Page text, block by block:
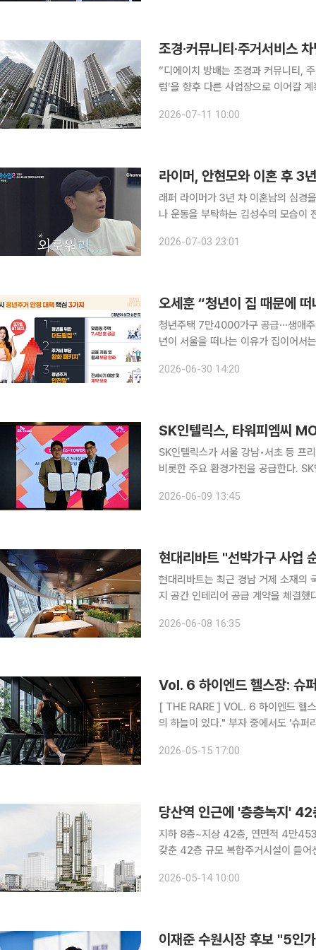
“디에이치 방배는 조경과 커뮤니티,
럽’을 향후 다른 사업장으로 이어갈 계획입니다.” 10일 서울 서초구 방배동
건설이 선보이는 일곱 번째 디에이치
2026-07-11 10:00
라이머, 안현모와 이혼 후 3
래퍼 라이머가 3년 차 이혼남의 심경을 전했다. 3일 방송된 채널A ‘신랑수업
나 운동을 부탁하는 김성수의 모습이 전파를 탔다. 이날 김성수는 “제가
역시나 헬스장에서 라이머를 만난 김
2026-07-03 23:01
청년주택 7만4000가구 공급⋯생애주
년이 서울을 떠나는 이유가 집이어서
‘청년주거안정정책 타운홀미팅’에서
2026-06-30 14:20
SK인텔릭스, 타워피엠씨
SK인텔릭스가 서울 강남•서초 등 프리미엄 주거 단지에 웰니스
비롯한 주요 환경가전을 공급한다. SK인텔릭스는 8일 서울 종로구 SK인텔릭스 본사에서 프리미엄
엠씨는 2002년 타워팰리스를 시작으
2026-06-09 13:45
현대리바트 "선박가구 사업
현대리바트는 최근 경남 거제 소재의
지 공간 인테리어 공급 계약을 체결했다고 8일 밝혔다. 이번
랑, 시네마룸, 헬스장 등 복지 공간 인
2026-06-08 16:35
Vol. 6 하이엔드 헬스장: 슈
[ THE RARE ] VOL. 6 하이엔드 헬스장:슈퍼리치들이 몸을 만드는 곳 "천외천(天外天). 하늘 밖
의 하늘이 있다." 부자 중
2026-05-15 17:00
당산역 인근에 '층층녹지'
지하 8층~지상 42층, 연면적 4만4531㎡ 규모 서울 영등포구 당산역 인근
갖춘 42층 규모 복합주거시설이 들어선다. 서울시는 전날 열린 제3차 도시·건축공동
2026-05-14 10:00